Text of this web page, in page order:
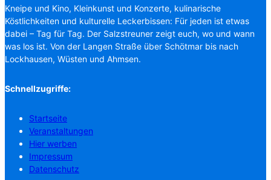
Kneipe und Kino, Kleinkunst und Konzerte, kulinarische
Köstlichkeiten und kulturelle Leckerbissen: Für jeden ist etwas
dabei – Tag für Tag. Der Salzstreuner zeigt euch, wo und wann
was los ist. Von der Langen Straße über Schötmar bis nach
Lockhausen, Wüsten und Ahmsen.
Schnellzugriffe:
Startseite
Veranstaltungen
Hier werben
Impressum
Datenschutz